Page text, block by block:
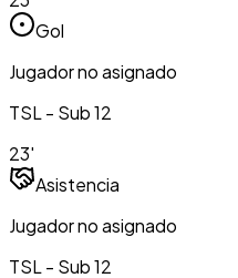
Gol
Jugador no asignado
TSL - Sub 12
23'
Asistencia
Jugador no asignado
TSL - Sub 12